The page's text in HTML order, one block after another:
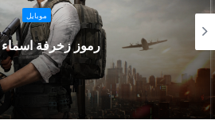
500+ اسماء ببجي رعب مزخرفة